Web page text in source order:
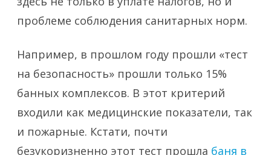
проблеме соблюдения санитарных норм.
Например, в прошлом году прошли «тест
на безопасность» прошли только 15%
банных комплексов. В этот критерий
входили как медицинские показатели, так
и пожарные. Кстати, почти
безукоризненно этот тест прошла баня в